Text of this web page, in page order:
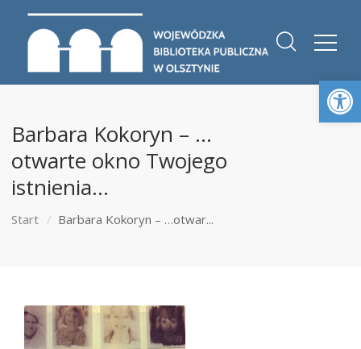
Barbara Kokoryn – …
otwarte okno Twojego
istnienia…
Start Barbara Kokoryn – …otwar...